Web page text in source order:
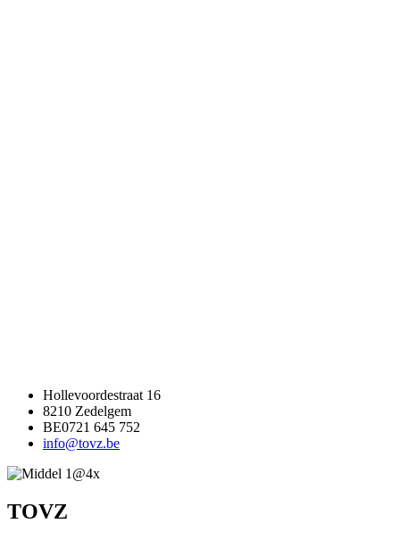
Hollevoordestraat 16
8210 Zedelgem
BE0721 645 752
info@tovz.be
TOVZ